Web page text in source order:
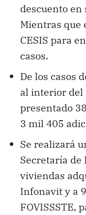
descuento
Mientras que
CESIS para
casos.
De los casos
al interior del
presentado
3 mil 405
Se realizará
Secretaría
viviendas
Infonavit y a
FOVISSSTE,